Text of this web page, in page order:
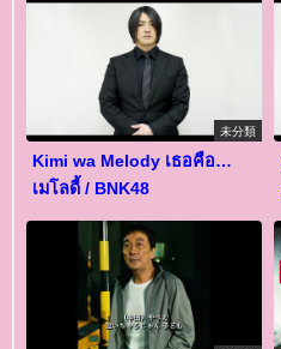
未分類
Kimi wa Melody เธอคือ…
เมโลดี้ / BNK48